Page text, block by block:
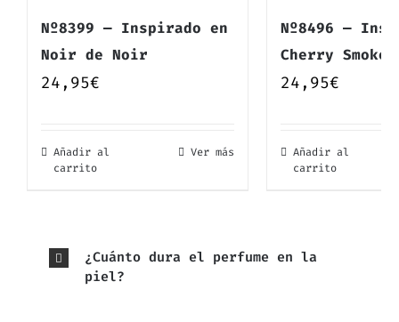
Nº8399 — Inspirado en
Noir de Noir
24,95€
Añadir al
carrito
Ver más
Nº8496 —
Cherry Smoke
24,95€
Añadir al
carrito
¿Cuánto dura el perfume en la
piel?